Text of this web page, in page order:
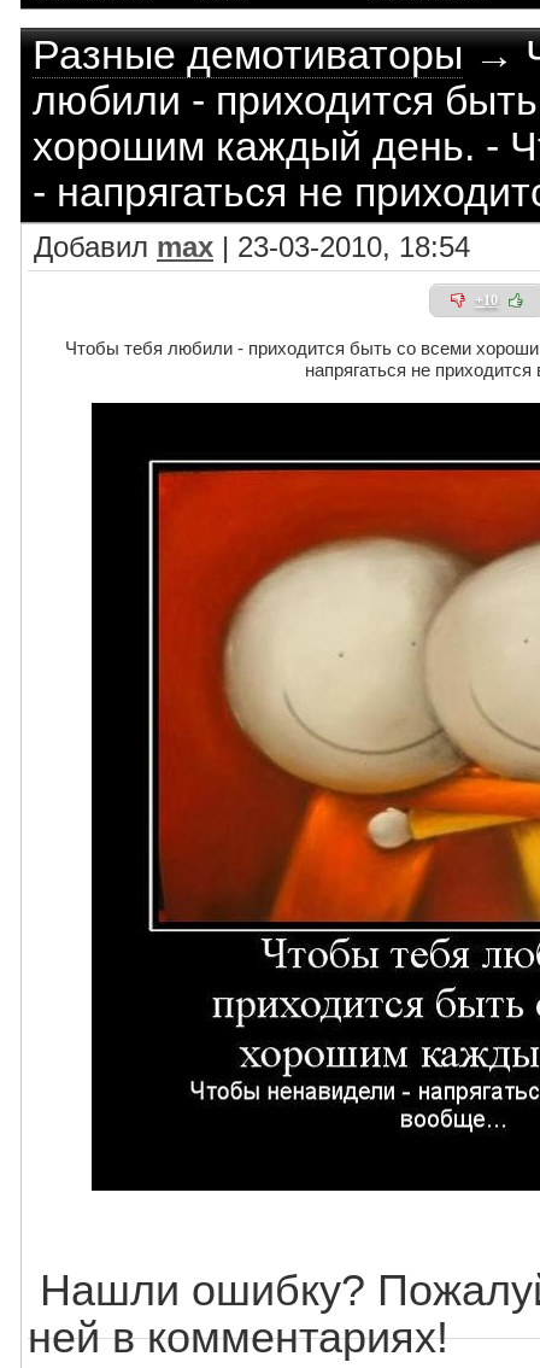
Разные демотиваторы→
любили - приходится
хорошим каждый день. -
- напрягаться не
Добавил max | 23-03-2010, 18:54
+10
Чтобы тебя любили - приходится быть со всеми
напрягаться не
Нашли ошибку?
ней в комментариях!